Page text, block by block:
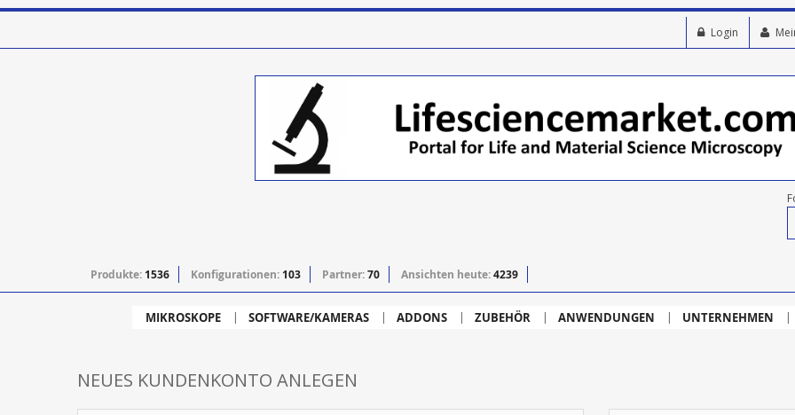
Login
Produkte: 1536 Konfigurationen: 103 Partner:70 Ansichten heute:4239
MIKROSKOPE SOFTWARE/KAMERAS ADDONS ZUBEHÖR ANWENDUNGEN UNTERNEHMEN
NEUES KUNDENKONTO ANLEGEN